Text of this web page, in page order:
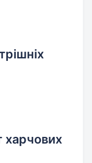
харчових